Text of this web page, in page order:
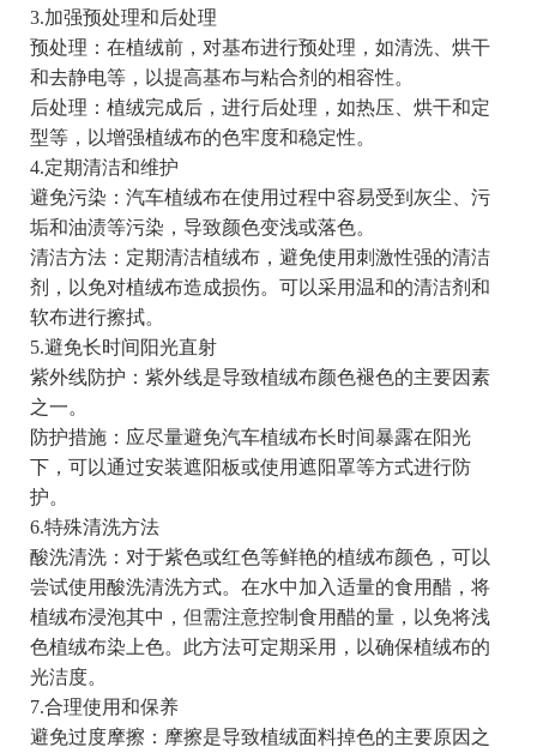
3.加强预处理和后处理
预处理：在植绒前，对基布进行预处理，如清洗、烘干
和去静电等，以提高基布与粘合剂的相容性。
后处理：植绒完成后，进行后处理，如热压、烘干和定
型等，以增强植绒布的色牢度和稳定性。
4.定期清洁和维护
避免污染：汽车植绒布在使用过程中容易受到灰尘、污
垢和油渍等污染，导致颜色变浅或落色。
清洁方法：定期清洁植绒布，避免使用刺激性强的清洁
剂，以免对植绒布造成损伤。可以采用温和的清洁剂和
软布进行擦拭。
5.避免长时间阳光直射
紫外线防护：紫外线是导致植绒布颜色褪色的主要因素
之一。
防护措施：应尽量避免汽车植绒布长时间暴露在阳光
下，可以通过安装遮阳板或使用遮阳罩等方式进行防
护。
6.特殊清洗方法
酸洗清洗：对于紫色或红色等鲜艳的植绒布颜色，可以
尝试使用酸洗清洗方式。在水中加入适量的食用醋，将
植绒布浸泡其中，但需注意控制食用醋的量，以免将浅
色植绒布染上色。此方法可定期采用，以确保植绒布的
光洁度。
7.合理使用和保养
避免过度摩擦：摩擦是导致植绒面料掉色的主要原因之